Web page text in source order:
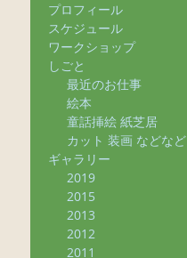
プロフィール
スケジュール
ワークショップ
しごと
最近のお仕事
絵本
童話挿絵 紙芝居
カット 装画 などなど
ギャラリー
2019
2015
2013
2012
2011